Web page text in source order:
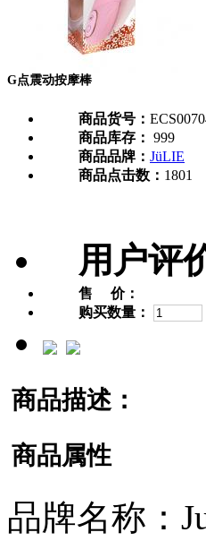
G点震动按摩棒
商品货号：
商品库存： 999
商品品牌： JüLIE
商品点击数： 1801
用户评
售 价：
购买数量：
商品描述：
商品属性
品牌名称：